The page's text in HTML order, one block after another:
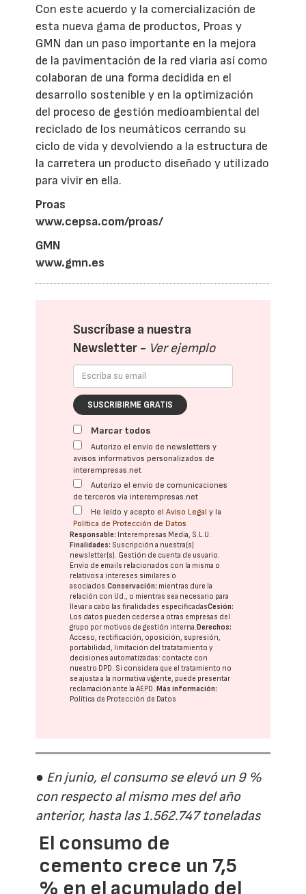
Con este acuerdo y la comercialización de
esta nueva gama de productos, Proas y
GMN dan un paso importante en la mejora
de la pavimentación de la red viaria así como
colaboran de una forma decidida en el
desarrollo sostenible y en la optimización
del proceso de gestión medioambiental del
reciclado de los neumáticos cerrando su
ciclo de vida y devolviendo a la estructura de
la carretera un producto diseñado y utilizado
para vivir en ella.
Proas
www.cepsa.com/proas/
GMN
www.gmn.es
Suscríbase a nuestra
Newsletter - Ver ejemplo
SUSCRIBIRME GRATIS
Marcar todos
Autorizo el envío de newsletters y
avisos informativos personalizados de
interempresas.net
Autorizo el envío de comunicaciones
de terceros vía interempresas.net
He leído y acepto elAviso Legal y la
Política de Protección de Datos
Responsable: Interempresas Media, S.L.U.
Finalidades: Suscripción a nuestra(s)
newsletter(s). Gestión de cuenta de usuario.
Envío de emails relacionados con la misma o
relativos a intereses similares o
asociados.Conservación: mientras dure la
relación con Ud., o mientras sea necesario para
llevar a cabo las finalidades especificadasCesión:
Los datos pueden cederse a otras empresas del
grupo por motivos de gestión interna.Derechos:
Acceso, rectificación, oposición, supresión,
portabilidad, limitación del tratatamiento y
decisiones automatizadas: contacte con
nuestro DPD. Si considera que el tratamiento no
se ajusta a la normativa vigente, puede presentar
reclamación ante laAEPD.Más información:
Política de Protección de Datos
● En junio, el consumo se elevó un 9 %
con respecto al mismo mes del año
anterior, hasta las 1.562.747 toneladas
El consumo de
cemento crece un 7,5
% en el acumulado del